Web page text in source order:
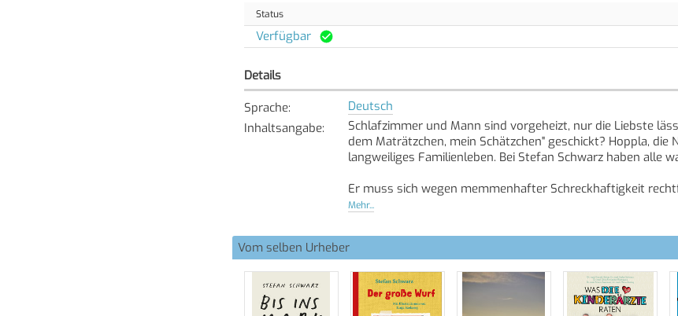
Status
Verfügbar
Details
Sprache:
Deutsch
Inhaltsangabe:
Schlafzimmer und Mann sind vorgeheizt, nur die Liebste
dem Maträtzchen, mein Schätzchen" geschickt? Hoppla,
langweiliges Familienleben. Bei Stefan Schwarz haben alle
Er muss sich wegen memmenhafter Schreckhaftigkeit
Sohn nervt mit Jungsgeburtstag, und eine Tochter, die von
[Quelle: Buchhaus.ch, bearbeitet mit ChatGPT]
Mehr...
Vom selben Urheber